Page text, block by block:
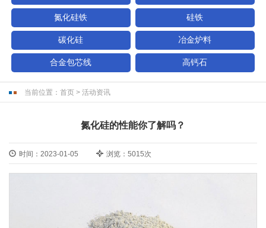
氮化硅铁 硅铁
碳化硅 冶金炉料
合金包芯线 高钙石
当前位置： 首页 > 活动资讯
氮化硅的性能你了解吗？
时间：2023-01-05 浏览：5015次